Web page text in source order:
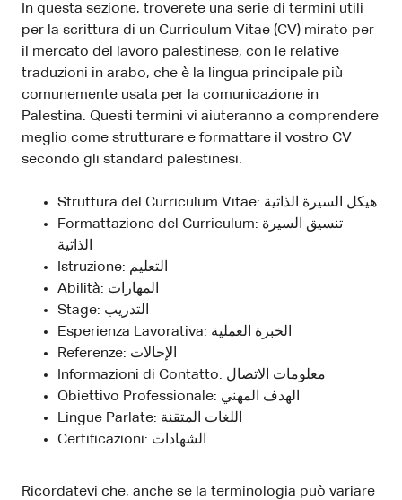
In questa sezione, troverete una serie di termini utili
per la scrittura di un Curriculum Vitae (CV) mirato per
il mercato del lavoro palestinese, con le relative
traduzioni in arabo, che è la lingua principale più
comunemente usata per la comunicazione in
Palestina. Questi termini vi aiuteranno a comprendere
meglio come strutturare e formattare il vostro CV
secondo gli standard palestinesi.
Struttura del Curriculum Vitae: هيكل السيرة الذاتية
Formattazione del Curriculum: تنسيق السيرة
الذاتية
Istruzione: التعليم
Abilità: المهارات
Stage: التدريب
Esperienza Lavorativa: الخبرة العملية
Referenze: الإحالات
Informazioni di Contatto: معلومات الاتصال
Obiettivo Professionale: الهدف المهني
Lingue Parlate: اللغات المتقنة
Certificazioni: الشهادات
Ricordatevi che, anche se la terminologia può variare